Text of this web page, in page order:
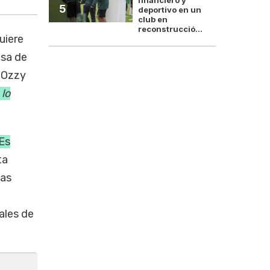
de
de
5
deportivo en un
club en
reconstrucció...